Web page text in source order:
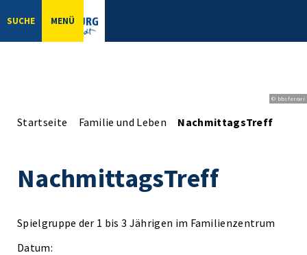
SUCHE MENÜ
© bbsferrari
Startseite Familie und Leben NachmittagsTreff
NachmittagsTreff
Spielgruppe der 1 bis 3 Jährigen im Familienzentrum
Datum: